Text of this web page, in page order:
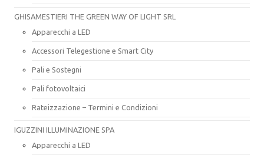
GHISAMESTIERI THE GREEN WAY OF LIGHT SRL
Apparecchi a LED
Accessori Telegestione e Smart City
Pali e Sostegni
Pali fotovoltaici
Rateizzazione – Termini e Condizioni
IGUZZINI ILLUMINAZIONE SPA
Apparecchi a LED